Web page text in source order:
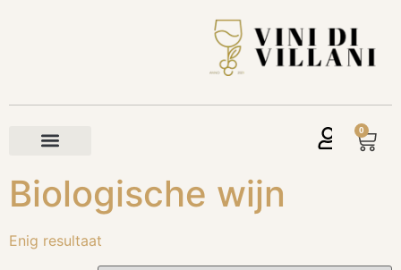
0
Biologische wijn
Enig resultaat